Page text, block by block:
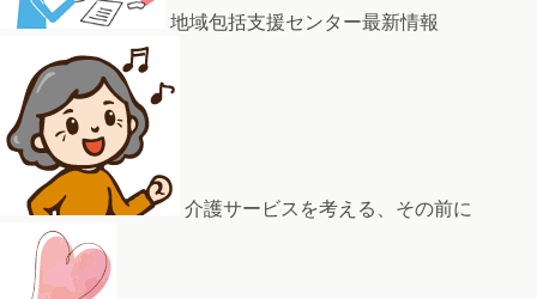
地域包括支援センター最新情報
介護サービスを考える、その前に